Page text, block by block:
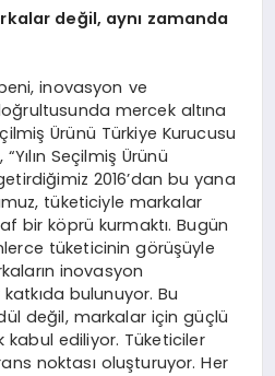
değil, aynı zamanda
inovasyon ve
mercek altına
Ürünü Türkiye Kurucusu
Seçilmiş Ürünü
2016’dan bu yana
tüketiciyle markalar
bir köprü kurmaktı. Bugün
tüketicinin görüşüyle
inovasyon
bulunuyor. Bu
değil, markalar için güçlü
kabul ediliyor. Tüketiciler
noktası oluşturuyor. Her